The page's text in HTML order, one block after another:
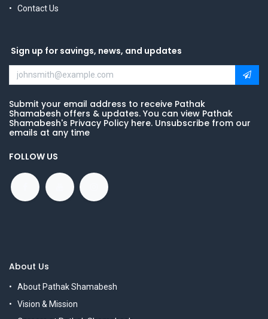
Contact Us
Sign up for savings, news, and updates
Submit your email address to receive Pathak
Shamabesh offers & updates. You can view Pathak
Shamabesh's Privacy Policy here. Unsubscribe from our
emails at any time
FOLLOW US
About Us
About Pathak Shamabesh
Vision & Mission